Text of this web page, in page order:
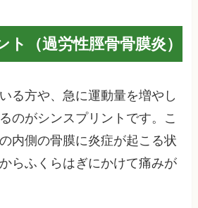
（過労性脛骨骨膜炎）
る方や、急に運動量を増やし
のがシンスプリントです。こ
内側の骨膜に炎症が起こる状
らふくらはぎにかけて痛みが